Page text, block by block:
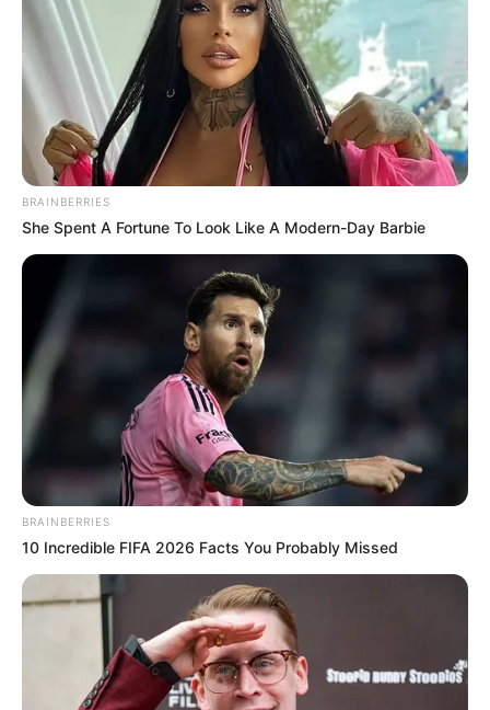
INSPIRASI
10 Ide Desain Rumah Bergaya
BRAINBERRIES
She Spent A Fortune To Look Like A Modern-Day Barbie
BRAINBERRIES
10 Incredible FIFA 2026 Facts You Probably Missed